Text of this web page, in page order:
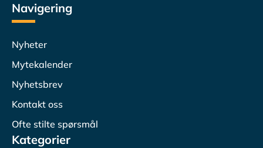
Navigering
Nyheter
Mytekalender
Nyhetsbrev
Kontakt oss
Ofte stilte spørsmål
Kategorier